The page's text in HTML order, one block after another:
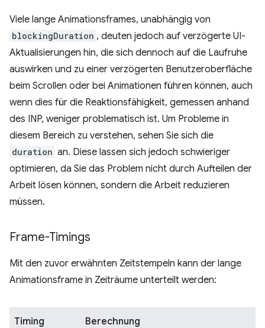
Viele lange Animationsframes, unabhängig von
blockingDuration , deuten jedoch auf verzögerte UI-
Aktualisierungen hin, die sich dennoch auf die Laufruhe
auswirken und zu einer verzögerten Benutzeroberfläche
beim Scrollen oder bei Animationen führen können, auch
wenn dies für die Reaktionsfähigkeit, gemessen anhand
des INP, weniger problematisch ist. Um Probleme in
diesem Bereich zu verstehen, sehen Sie sich die
duration an. Diese lassen sich jedoch schwieriger
optimieren, da Sie das Problem nicht durch Aufteilen der
Arbeit lösen können, sondern die Arbeit reduzieren
müssen.
Frame-Timings
Mit den zuvor erwähnten Zeitstempeln kann der lange
Animationsframe in Zeiträume unterteilt werden:
Timing Berechnung